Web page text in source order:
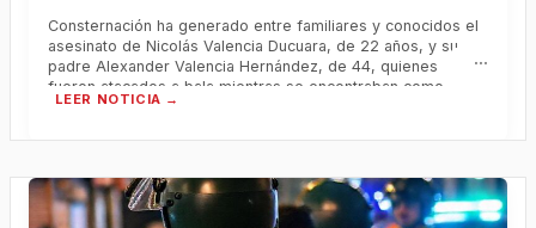
Consternación ha generado entre familiares y conocidos el
asesinato de Nicolás Valencia Ducuara, de 22 años, y su
padre Alexander Valencia Hernández, de 44, quienes
fueron atacados a bala mientras se encontraban como
turistas en el sector de La Bocana, zona isleña de